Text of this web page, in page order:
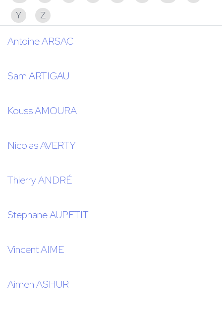
Y
Z
Antoine ARSAC
Sam ARTIGAU
Kouss AMOURA
Nicolas AVERTY
Thierry ANDRÉ
Stephane AUPETIT
Vincent AIME
Aimen ASHUR